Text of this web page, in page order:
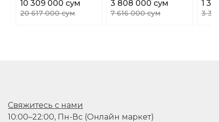
10 309 000 сум
20 617 000 сум
3 808 000 сум
7 616 000 сум
1
3
Свяжитесь с нами
10:00–22:00, Пн-Вс (Онлайн маркет)